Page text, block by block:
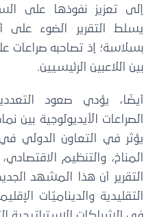
إلى تعزيز نفوذها على
يسلط التقرير الضوء على
بسلاسة؛ إذ تصاحبه صراعات
بين اللاعبين الرئيسيين.
أيضًا، يؤدي صعود
الصراعات الأيديولوجية بين
يؤثر في التعاون الدولي
المناخ، والتنظيم
التقرير أن هذا المشهد
التقليدية والديناميّات